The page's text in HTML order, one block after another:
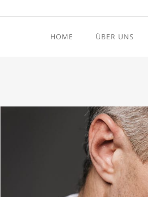
HOME ÜBER UNS